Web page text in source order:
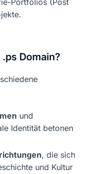
Portfolios (Post
Domain?
und
Identität betonen
, die sich
und Kultur